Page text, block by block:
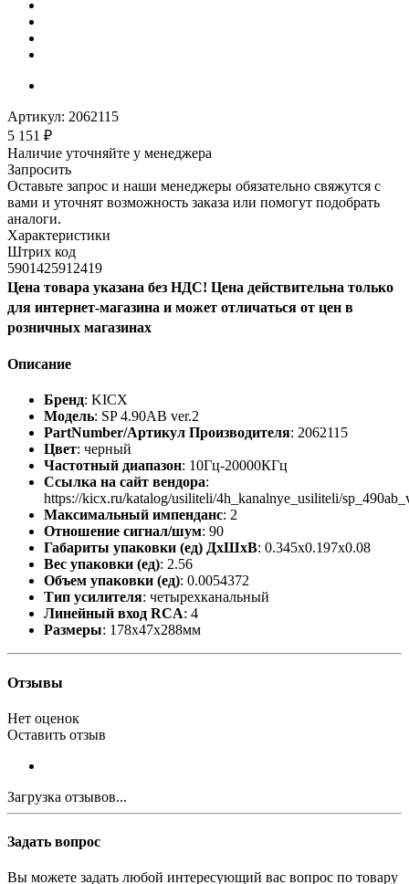
Артикул: 2062115
5 151 ₽
Наличие уточняйте у менеджера
Запросить
Оставьте запрос и наши менеджеры обязательно свяжутся с
вами и уточнят возможность заказа или помогут подобрать
аналоги.
Характеристики
Штрих код
5901425912419
Цена товара указана без НДС! Цена действительна только
для интернет-магазина и может отличаться от цен в
розничных магазинах
Описание
Бренд: KICX
Модель: SP 4.90AB ver.2
PartNumber/Артикул Производителя: 2062115
Цвет: черный
Частотный диапазон: 10Гц-20000КГц
Ссылка на сайт вендора:
https://kicx.ru/katalog/usiliteli/4h_kanalnye_usiliteli/
Максимальный импенданс: 2
Отношение сигнал/шум: 90
Габариты упаковки (ед) ДхШхВ: 0.345x0.197x0.08
Вес упаковки (ед): 2.56
Объем упаковки (ед): 0.0054372
Тип усилителя: четырехканальный
Линейный вход RCA: 4
Размеры: 178x47x288мм
Отзывы
Нет оценок
Оставить отзыв
Загрузка отзывов...
Задать вопрос
Вы можете задать любой интересующий вас вопрос по товару